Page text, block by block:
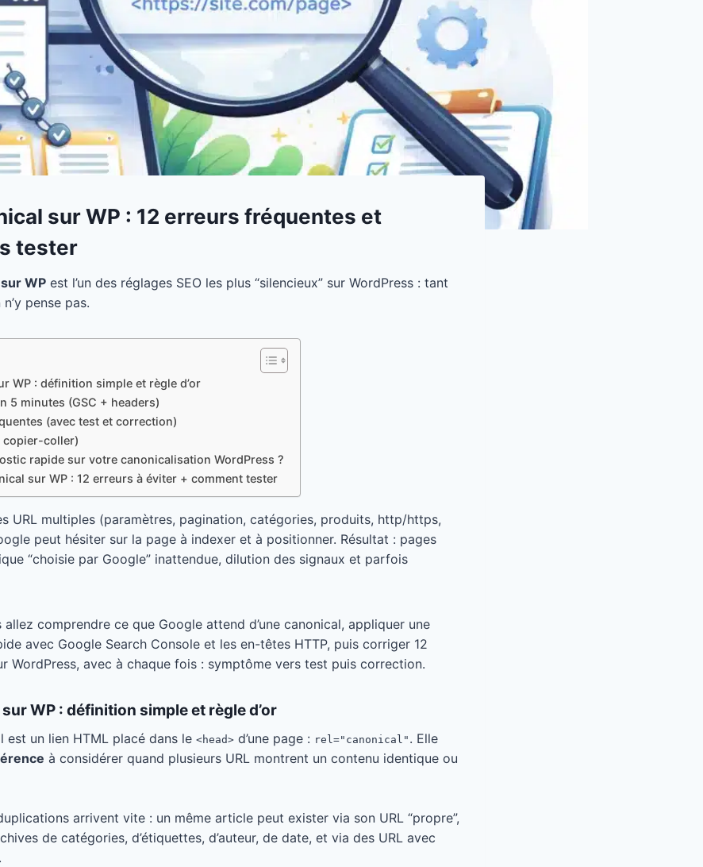
sur WP : 12 erreurs fréquentes et
tester
WP est l’un des réglages SEO les plus “silencieux” sur WordPress : tant
pense pas.
WP : définition simple et règle d’or
5 minutes (GSC + headers)
(avec test et correction)
copier-coller)
rapide sur votre canonicalisation WordPress ?
sur WP : 12 erreurs à éviter + comment tester
URL multiples (paramètres, pagination, catégories, produits, http/https,
peut hésiter sur la page à indexer et à positionner. Résultat : pages
“choisie par Google” inattendue, dilution des signaux et parfois
allez comprendre ce que Google attend d’une canonical, appliquer une
avec Google Search Console et les en-têtes HTTP, puis corriger 12
WordPress, avec à chaque fois : symptôme vers test puis correction.
WP : définition simple et règle d’or
est un lien HTML placé dans le <head> d’une page : rel="canonical" . Elle
à considérer quand plusieurs URL montrent un contenu identique ou
arrivent vite : un même article peut exister via son URL “propre”,
de catégories, d’étiquettes, d’auteur, de date, et via des URL avec